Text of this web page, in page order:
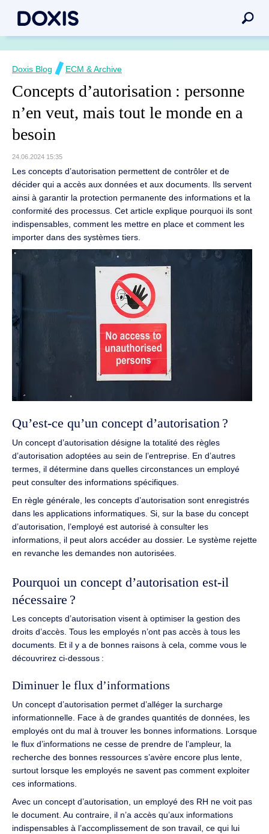
Doxis Blog ECM & Archive
Concepts d’autorisation : personne
n’en veut, mais tout le monde en a
besoin
24.06.2024 15:35
Les concepts d’autorisation permettent de contrôler et de
décider qui a accès aux données et aux documents. Ils servent
ainsi à garantir la protection permanente des informations et la
conformité des processus. Cet article explique pourquoi ils sont
indispensables, comment les mettre en place et comment les
importer dans des systèmes tiers.
Qu’est-ce qu’un concept d’autorisation ?
Un concept d’autorisation désigne la totalité des règles
d’autorisation adoptées au sein de l’entreprise. En d’autres
termes, il détermine dans quelles circonstances un employé
peut consulter des informations spécifiques.
En règle générale, les concepts d’autorisation sont enregistrés
dans les applications informatiques. Si, sur la base du concept
d’autorisation, l’employé est autorisé à consulter les
informations, il peut alors accéder au dossier. Le système rejette
en revanche les demandes non autorisées.
Pourquoi un concept d’autorisation est-il
nécessaire ?
Les concepts d’autorisation visent à optimiser la gestion des
droits d’accès. Tous les employés n’ont pas accès à tous les
documents. Et il y a de bonnes raisons à cela, comme vous le
découvrirez ci-dessous :
Diminuer le flux d’informations
Un concept d’autorisation permet d’alléger la surcharge
informationnelle. Face à de grandes quantités de données, les
employés ont du mal à trouver les bonnes informations. Lorsque
le flux d’informations ne cesse de prendre de l’ampleur, la
recherche des bonnes ressources s’avère encore plus lente,
surtout lorsque les employés ne savent pas comment exploiter
ces informations.
Avec un concept d’autorisation, un employé des RH ne voit pas
le document. Au contraire, il n’a accès qu’aux informations
indispensables à l’accomplissement de son travail, ce qui lui